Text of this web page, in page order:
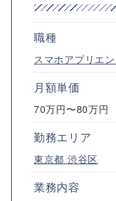
職種
スマホアプリエ
月額単価
70万円〜80万円
勤務エリア
東京都 渋谷区
業務内容